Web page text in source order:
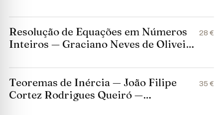
Resolução de Equações em Números
Inteiros — Graciano Neves de Oliveira
28 €
Teoremas de Inércia — João Filipe
Cortez Rodrigues Queiró —
35 €